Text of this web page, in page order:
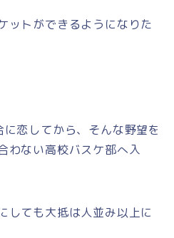
ットができるようになりた
恋してから、そんな野望を
わない高校バスケ部へ入
しても大抵は人並み以上に